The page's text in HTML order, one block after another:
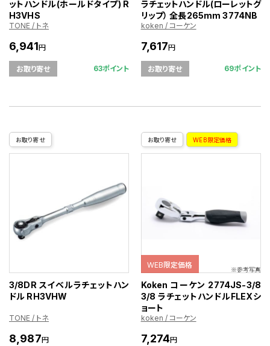
ットハンドル(ホールドタイプ) R
H3VHS
TONE / トネ
6,941円
お取り寄せ 63ポイント
ラチェットハンドル(ローレットグ
リップ） 全長265mm 3774NB
koken / コーケン
7,617円
お取り寄せ 69ポイント
お取り寄せ
3/8DR スイベルラチェットハン
ドル RH3VHW
TONE / トネ
8,987円
お取り寄せ WEB限定価格
WEB限定価格
Koken コーケン 2774JS-3/8
3/8 ラチェットハンドルFLEXシ
ョート
koken / コーケン
7,274円